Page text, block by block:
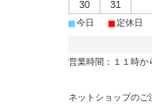
30
31
■今日 ■定休日
営業時間：１１時か
ネットショップのご